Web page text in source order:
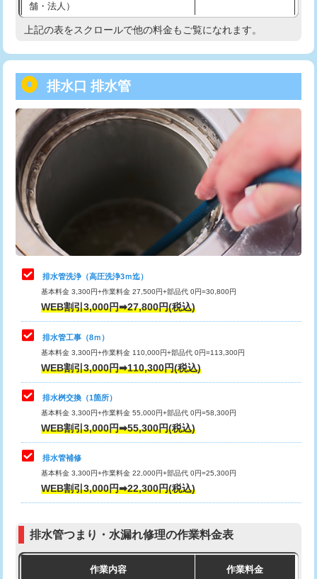
給水管工事※（塩ビ管（VP・HI）使
用/3ｍまで)
用（追加）/3ｍ超え)
給水管工事※（ライニング鋼管・銅
管・ポリ管・HT管使用/3ｍまで)
44,000円
給水管工事※（ライニング鋼管・銅
管・ポリ管・HT管使用/3ｍ超え)
+8,800円
排水管工事（土の掘削・埋め戻し作
業）
11,000円~
排水管工事（排水管工事/3ｍまで） 55,000円
排水管工事（追加 排水管工事/3ｍ超
え）
マス交換（土の掘削・埋め戻し作業）
マス交換（深さ50㎝未満）
マス交換（深さ50㎝以上）
コンクリート斫り（厚さ10㎝まで）
コンクリート斫り（厚さ10㎝超え）
モルタル補修（厚さ10㎝まで）
モルタル補修（厚さ10㎝超え）
追加人工 16,500円
現場見積
舗・法人）
高度高圧洗浄換 現地調査
トーラー機使用/3mまで
追加トーラー機使用/3m超え +3,300円
カメラ調査 33,000円
桝清掃 8,800円
止水・漏水調査・防水処理・清掃・修
理・調整・分解・加工など（軽作業）
11,000円
止水・漏水調査・防水処理・清掃・修
理・調整・分解・加工など（中作業）
22,000円
止水・漏水調査・防水処理・清掃・修
理・調整・分解・加工など（重作業）
33,000円
その他部品の脱着
交換・取付（タンク）
交換・取付(単水栓（壁付・デッキ
式）)
交換・取付(混合水栓（壁付・デッキ
式・ワンホール）)
16,500円+材料費
交換・取付(排水栓・排水トラップ
交換・取付（その他部品） 11,000円+材料費
持込商品取付（単水栓） 13,200円
上記の表をスクロールで他の料金もご覧になれます。
排水口 排水管
排水管洗浄（高圧洗浄3ｍ迄）
基本料金 3,300円+作業料金 27,500円+部品代 0円=30,800円
WEB割引3,000円➡27,800円(税込)
排水管工事（8ｍ）
基本料金 3,300円+作業料金 110,000円+部品代 0円=113,300円
WEB割引3,000円➡110,300円(税込)
排水桝交換（1箇所）
基本料金 3,300円+作業料金 55,000円+部品代 0円=58,300円
WEB割引3,000円➡55,300円(税込)
排水管補修
基本料金 3,300円+作業料金 22,000円+部品代 0円=25,300円
WEB割引3,000円➡22,300円(税込)
排水管つまり・水漏れ修理の作業料金表
作業内容 作業料金